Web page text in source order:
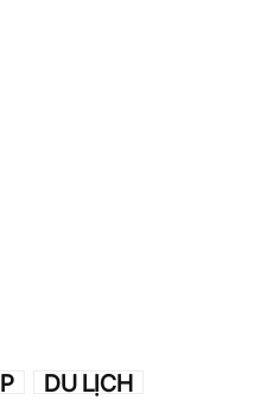
DU LỊCH